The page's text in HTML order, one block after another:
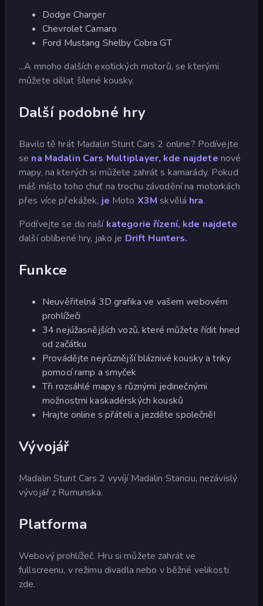
Dodge Charger
Chevrolet Camaro
Ford Mustang Shelby Cobra GT
...A mnoho dalších exotických motorů, se kterými
můžete dělat šílené kousky.
Další podobné hry
Bavilo tě hrát Madalin Stunt Cars 2 online? Podívejte
se na Madalin Cars Multiplayer, kde najdete nové
mapy, na kterých si můžete zahrát s kamarády. Pokud
máš místo toho chuť na trochu závodění na motorkách
přes více překážek, je Moto X3M skvělá hra.
Podívejte se do naší kategorie řízení, kde najdete
další oblíbené hry, jako je Drift Hunters.
Funkce
Neuvěřitelná 3D grafika ve vašem webovém
prohlížeči
34 nejúžasnějších vozů, které můžete řídit hned
od začátku
Provádějte nejrůznější bláznivé kousky a triky
pomocí ramp a smyček
Tři rozsáhlé mapy s různými jedinečnými
možnostmi kaskadérských kousků
Hrajte online s přáteli a jezděte společně!
Vývojář
Madalin Stunt Cars 2 vyvíjí Madalin Stanciu, nezávislý
vývojář z Rumunska.
Platforma
Webový prohlížeč. Hru si můžete zahrát ve
fullscreenu, v režimu divadla nebo v běžné velikosti
zde.